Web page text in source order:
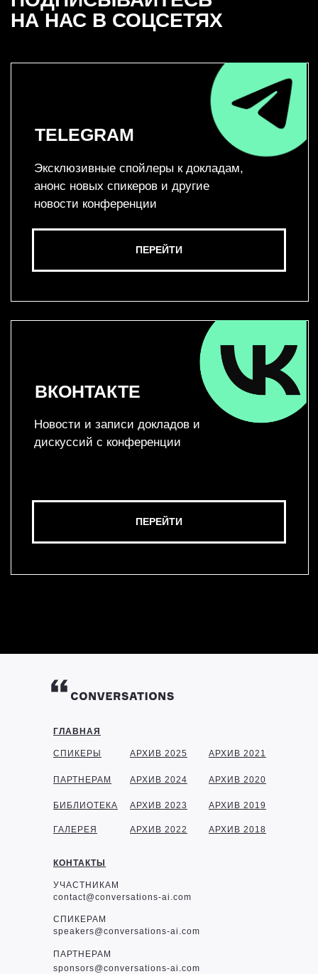
ГЛАВНАЯ
КОНТАКТЫ
СПИКЕРЫ
ПАРТНЕРАМ
БИБЛИОТЕКА
УЧАСТНИКАМ
contact@conversations-ai.com
СПИКЕРАМ
speakers@conversations-ai.com
ПАРТНЕРАМ
sponsors@conversations-ai.com
ГАЛЕРЕЯ
АРХИВ 2025
АРХИВ 2024
АРХИВ 2023
АРХИВ 2022
АРХИВ 2021
АРХИВ 2020
АРХИВ 2019
АРХИВ 2018